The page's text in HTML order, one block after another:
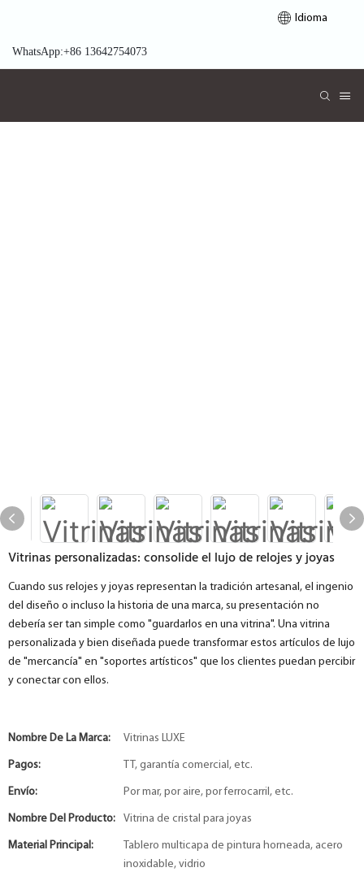
Idioma
WhatsApp:+86 13642754073
Vitrinas personalizadas: consolide el lujo de relojes y joyas
Cuando sus relojes y joyas representan la tradición artesanal, el ingenio
del diseño o incluso la historia de una marca, su presentación no
debería ser tan simple como "guardarlos en una vitrina". Una vitrina
personalizada y bien diseñada puede transformar estos artículos de lujo
de "mercancía" en "soportes artísticos" que los clientes puedan percibir
y conectar con ellos.
Nombre De La Marca: Vitrinas LUXE
Pagos: TT, garantía comercial, etc.
Envío: Por mar, por aire, por ferrocarril, etc.
Nombre Del Producto: Vitrina de cristal para joyas
Material Principal:
Tablero multicapa de pintura horneada, acero
inoxidable, vidrio